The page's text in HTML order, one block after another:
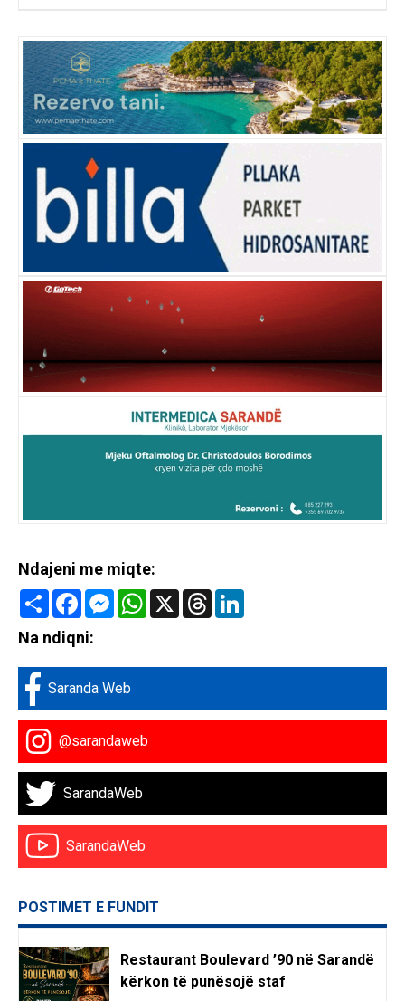
Ndajeni me miqte:
Share FacebookMessenger
WhatsApp
X Threads
Na ndiqni:
Saranda Web
@sarandaweb
SarandaWeb
SarandaWeb
POSTIMET E FUNDIT
Restaurant Boulevard ’90 në Sarandë
kërkon të punësojë staf